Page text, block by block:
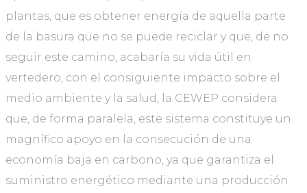
plantas, que es obtener energía de aquella parte
de la basura que no se puede reciclar y que, de no
seguir este camino, acabaría su vida útil en
vertedero, con el consiguiente impacto sobre el
medio ambiente y la salud, la CEWEP considera
que, de forma paralela, este sistema constituye un
magnífico apoyo en la consecución de una
economía baja en carbono, ya que garantiza el
suministro energético mediante una producción